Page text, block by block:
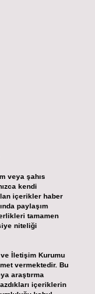
veya şahıs
kendi
içerikler haber
paylaşım
tamamen
niteliği
İletişim Kurumu
vermektedir. Bu
araştırma
içeriklerin